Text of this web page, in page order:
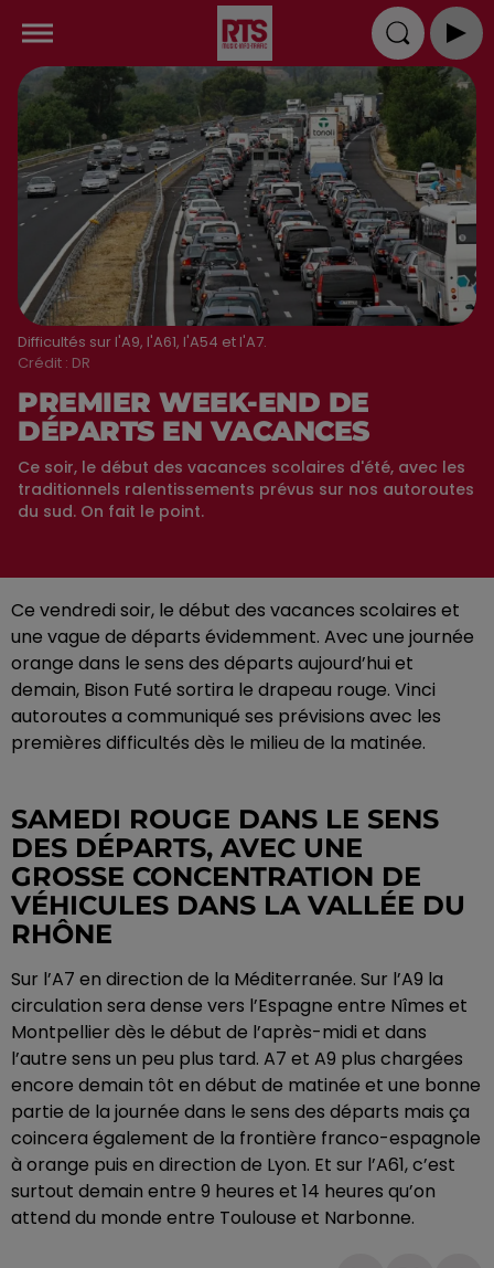
Difficultés sur l'A9, l'A61, l'A54 et l'A7.
Crédit : DR
PREMIER WEEK-END DE
DÉPARTS EN VACANCES
Ce soir, le début des vacances scolaires d'été, avec les
traditionnels ralentissements prévus sur nos autoroutes
du sud. On fait le point.
Ce vendredi soir, le début des vacances scolaires et
une vague de départs évidemment. Avec une journée
orange dans le sens des départs aujourd’hui et
demain, Bison Futé sortira le drapeau rouge. Vinci
autoroutes a communiqué ses prévisions avec les
premières difficultés dès le milieu de la matinée.
SAMEDI ROUGE DANS LE SENS
DES DÉPARTS, AVEC UNE
GROSSE CONCENTRATION DE
VÉHICULES DANS LA VALLÉE DU
RHÔNE
Sur l’A7 en direction de la Méditerranée. Sur l’A9 la
circulation sera dense vers l’Espagne entre Nîmes et
Montpellier dès le début de l’après-midi et dans
l’autre sens un peu plus tard. A7 et A9 plus chargées
encore demain tôt en début de matinée et une bonne
partie de la journée dans le sens des départs mais ça
coincera également de la frontière franco-espagnole
à orange puis en direction de Lyon. Et sur l’A61, c’est
surtout demain entre 9 heures et 14 heures qu’on
attend du monde entre Toulouse et Narbonne.